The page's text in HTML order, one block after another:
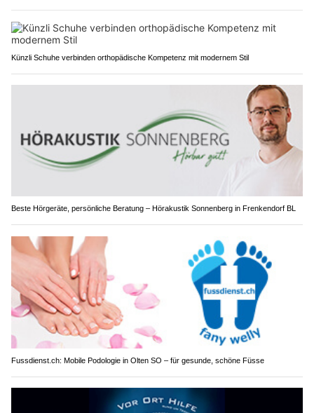
Künzli Schuhe verbinden orthopädische Kompetenz mit modernem Stil
Beste Hörgeräte, persönliche Beratung – Hörakustik Sonnenberg in Frenkendorf BL
Fussdienst.ch: Mobile Podologie in Olten SO – für gesunde, schöne Füsse